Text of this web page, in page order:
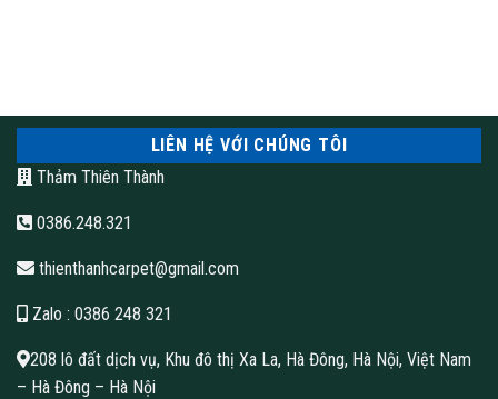
LIÊN HỆ VỚI CHÚNG TÔI
Thảm Thiên Thành
0386.248.321
thienthanhcarpet@gmail.com
Zalo : 0386 248 321
208 lô đất dịch vụ, Khu đô thị Xa La, Hà Đông, Hà Nội, Việt Nam
– Hà Đông – Hà Nội